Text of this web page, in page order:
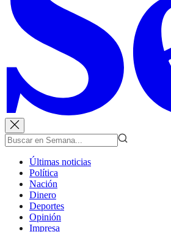
Últimas noticias
Política
Nación
Dinero
Deportes
Opinión
Impresa